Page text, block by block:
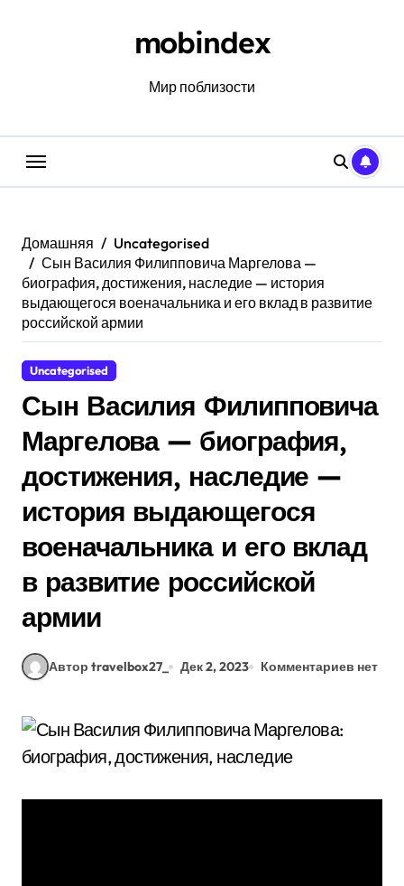
mobindex
Мир поблизости
Домашняя
Uncategorised
Сын Василия Филипповича Маргелова —
биография, достижения, наследие — история
выдающегося военачальника и его вклад в развитие
российской армии
Uncategorised
Сын Василия Филипповича
Маргелова — биография,
достижения, наследие —
история выдающегося
военачальника и его вклад
в развитие российской
армии
Автор travelbox27_ Дек 2, 2023 Комментариев нет